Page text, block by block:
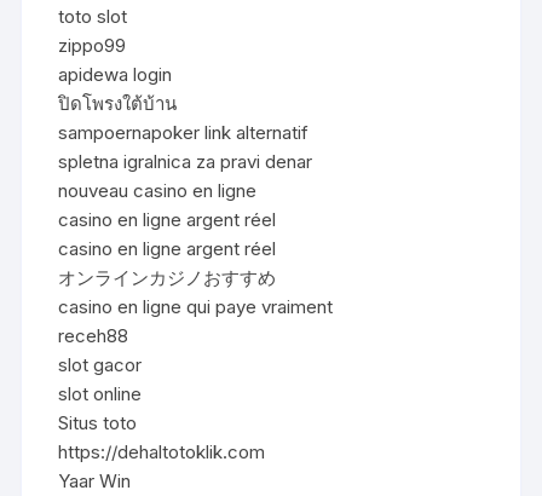
toto slot
zippo99
apidewa login
ปิดโพรงใต้บ้าน
sampoernapoker link alternatif
spletna igralnica za pravi denar
nouveau casino en ligne
casino en ligne argent réel
casino en ligne argent réel
オンラインカジノおすすめ
casino en ligne qui paye vraiment
receh88
slot gacor
slot online
Situs toto
https://dehaltotoklik.com
Yaar Win